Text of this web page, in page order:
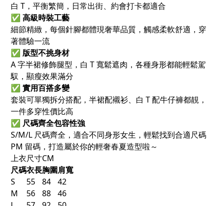
白 T，平衡繁簡，日常出街、約會打卡都適合
✅ 高級時裝工藝
細節精緻，每個針腳都體現奢華品質，觸感柔軟舒適，穿
著體驗一流
✅ 版型不挑身材
A 字半裙修飾腿型，白 T 寬鬆遮肉，各種身形都能輕鬆駕
馭，顯瘦效果滿分
✅ 實用百搭多變
套裝可單獨拆分搭配，半裙配襯衫、白 T 配牛仔褲都靚，
一件多穿性價比高
✅ 尺碼齊全包容性強
S/M/L 尺碼齊全，適合不同身形女生，輕鬆找到合適尺碼
PM 留碼，打造屬於你的輕奢春夏造型啦～
上衣尺寸CM
尺碼衣長胸圍肩寬
S
55 84
42
M
56 88
46